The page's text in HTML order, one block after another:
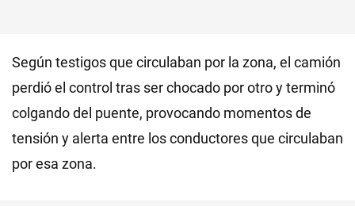
Según testigos que circulaban por la zona, el camión
perdió el control tras ser chocado por otro y terminó
colgando del puente, provocando momentos de
tensión y alerta entre los conductores que circulaban
por esa zona.